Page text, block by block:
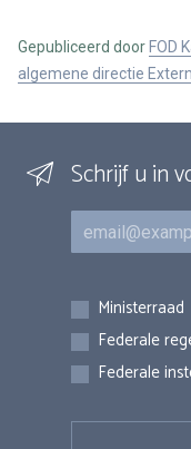
Gepubliceerd door FOD
algemene directie
Schrijf u in
E-mail
Inschrijvingen
Ministerraad
Federale
Federale